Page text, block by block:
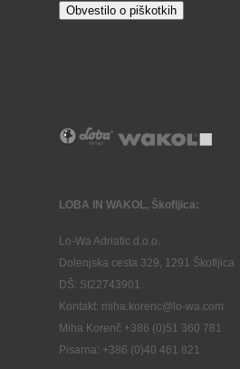
Obvestilo o piškotkih
LOBA IN WAKOL, Škofljica:
Lo-Wa Adriatic d.o.o.
Dolenjska cesta 329, 1291 Škofljica
DŠ: SI22743901
Kontakt: miha.korenc@lo-wa.com
Miha Korenč +386 (0)51 360 781
Pisarna: +386 (0)40 461 821